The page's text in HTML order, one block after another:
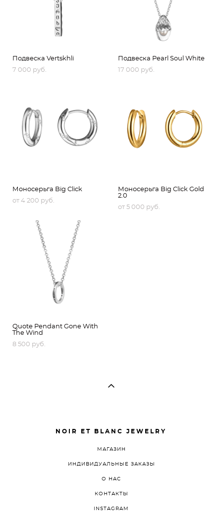
Подвеска Vertskhli
7 000 pуб.
Подвеска Pearl Soul White
17 000 pуб.
Моносерьга Big Click
от 4 200 pуб.
Моносерьга Big Click Gold
2.0
от 5 000 pуб.
Quote Pendant Gone With
The Wind
8 500 pуб.
NOIR ET BLANC JEWELRY
МАГАЗИН
ИНДИВИДУАЛЬНЫЕ ЗАКАЗЫ
О НАС
КОНТАКТЫ
INSTAGRAM